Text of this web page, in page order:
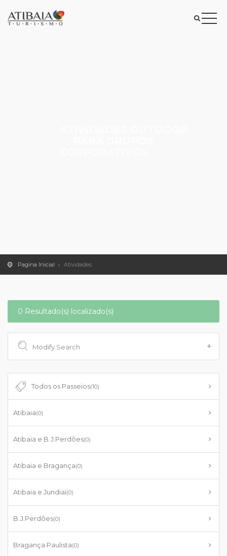
Pagina Inicial Atividades
0 Resultado(s) localizado(s)
Modify Search
Todos os Passeios(10)
Atibaia(0)
Atibaia e B.J.Perdões(0)
Atibaia e Bragança(0)
Atibaia e Jundiaí(0)
B.J.Perdões(0)
Bragança Paulista(0)